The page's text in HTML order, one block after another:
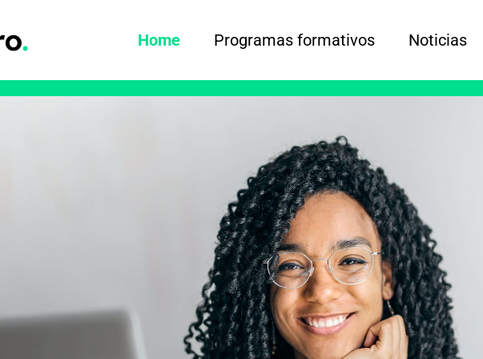
Home Programas formativos Noticias